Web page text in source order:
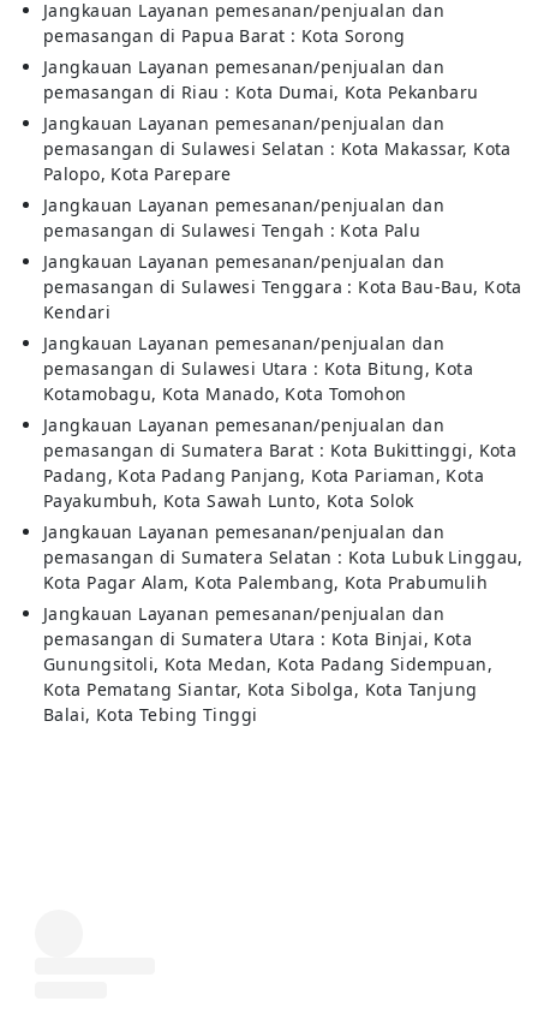
Jangkauan Layanan pemesanan/penjualan dan
pemasangan di Papua Barat : Kota Sorong
Jangkauan Layanan pemesanan/penjualan dan
pemasangan di Riau : Kota Dumai, Kota Pekanbaru
Jangkauan Layanan pemesanan/penjualan dan
pemasangan di Sulawesi Selatan : Kota Makassar, Kota
Palopo, Kota Parepare
Jangkauan Layanan pemesanan/penjualan dan
pemasangan di Sulawesi Tengah : Kota Palu
Jangkauan Layanan pemesanan/penjualan dan
pemasangan di Sulawesi Tenggara : Kota Bau-Bau, Kota
Kendari
Jangkauan Layanan pemesanan/penjualan dan
pemasangan di Sulawesi Utara : Kota Bitung, Kota
Kotamobagu, Kota Manado, Kota Tomohon
Jangkauan Layanan pemesanan/penjualan dan
pemasangan di Sumatera Barat : Kota Bukittinggi, Kota
Padang, Kota Padang Panjang, Kota Pariaman, Kota
Payakumbuh, Kota Sawah Lunto, Kota Solok
Jangkauan Layanan pemesanan/penjualan dan
pemasangan di Sumatera Selatan : Kota Lubuk Linggau,
Kota Pagar Alam, Kota Palembang, Kota Prabumulih
Jangkauan Layanan pemesanan/penjualan dan
pemasangan di Sumatera Utara : Kota Binjai, Kota
Gunungsitoli, Kota Medan, Kota Padang Sidempuan,
Kota Pematang Siantar, Kota Sibolga, Kota Tanjung
Balai, Kota Tebing Tinggi